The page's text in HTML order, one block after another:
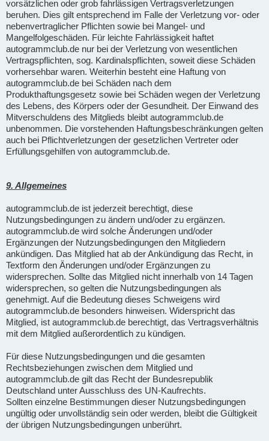
vorsätzlichen oder grob fahrlässigen Vertragsverletzungen
beruhen. Dies gilt entsprechend im Falle der Verletzung vor- oder
nebenvertraglicher Pflichten sowie bei Mangel- und
Mangelfolgeschäden. Für leichte Fahrlässigkeit haftet
autogrammclub.de nur bei der Verletzung von wesentlichen
Vertragspflichten, sog. Kardinalspflichten, soweit diese Schäden
vorhersehbar waren. Weiterhin besteht eine Haftung von
autogrammclub.de bei Schäden nach dem
Produkthaftungsgesetz sowie bei Schäden wegen der Verletzung
des Lebens, des Körpers oder der Gesundheit. Der Einwand des
Mitverschuldens des Mitglieds bleibt autogrammclub.de
unbenommen. Die vorstehenden Haftungsbeschränkungen gelten
auch bei Pflichtverletzungen der gesetzlichen Vertreter oder
Erfüllungsgehilfen von autogrammclub.de.
9. Allgemeines
autogrammclub.de ist jederzeit berechtigt, diese
Nutzungsbedingungen zu ändern und/oder zu ergänzen.
autogrammclub.de wird solche Änderungen und/oder
Ergänzungen der Nutzungsbedingungen den Mitgliedern
ankündigen. Das Mitglied hat ab der Ankündigung das Recht, in
Textform den Änderungen und/oder Ergänzungen zu
widersprechen. Sollte das Mitglied nicht innerhalb von 14 Tagen
widersprechen, so gelten die Nutzungsbedingungen als
genehmigt. Auf die Bedeutung dieses Schweigens wird
autogrammclub.de besonders hinweisen. Widerspricht das
Mitglied, ist autogrammclub.de berechtigt, das Vertragsverhältnis
mit dem Mitglied außerordentlich zu kündigen.
Für diese Nutzungsbedingungen und die gesamten
Rechtsbeziehungen zwischen dem Mitglied und
autogrammclub.de gilt das Recht der Bundesrepublik
Deutschland unter Ausschluss des UN-Kaufrechts.
Sollten einzelne Bestimmungen dieser Nutzungsbedingungen
ungültig oder unvollständig sein oder werden, bleibt die Gültigkeit
der übrigen Nutzungsbedingungen unberührt.